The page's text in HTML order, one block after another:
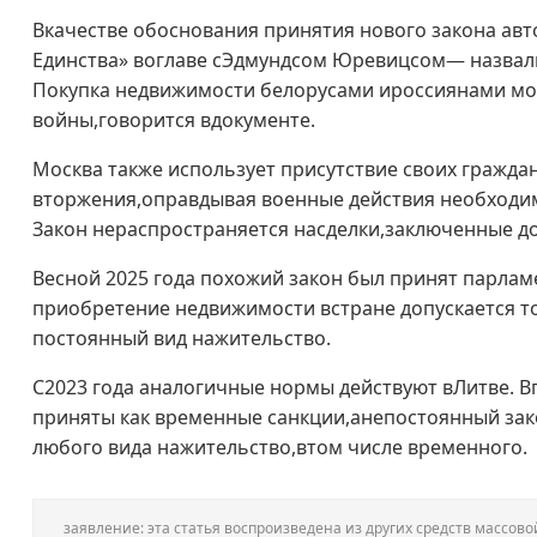
Вкачестве обоснования принятия нового закона
Единства» воглаве сЭдмундсом Юревицсом—
Покупка недвижимости белорусами ироссиянами
войны,говорится вдокументе.
Москва также использует присутствие своих
вторжения,оправдывая военные действия
Закон нераспространяется насделки,заключенные
Весной 2025 года похожий закон был принят
приобретение недвижимости встране допускается
постоянный вид нажительство.
С2023 года аналогичные нормы действуют
приняты как временные санкции,анепостоянный
любого вида нажительство,втом числе временного.
заявление: эта статья воспроизведена из других средств